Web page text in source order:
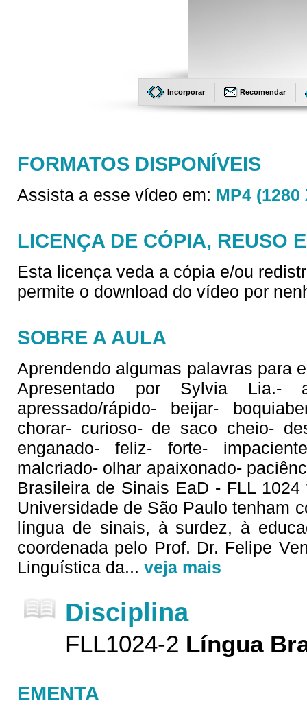
Incorporar Recomendar
FORMATOS DISPONÍVEIS
Assista a esse vídeo em: MP4 (1280
LICENÇA DE CÓPIA, REUSO
Esta licença veda a cópia e/ou
permite o download do vídeo por
SOBRE A AULA
Aprendendo algumas palavras para
Apresentado por Sylvia Lia.-
apressado/rápido- beijar-
chorar- curioso- de saco cheio-
enganado- feliz- forte-
malcriado- olhar apaixonado-
Brasileira de Sinais EaD - FLL
Universidade de São Paulo tenham
língua de sinais, à surdez, à
coordenada pelo Prof. Dr. Felipe
Linguística da... veja mais
Disciplina
FLL1024-2 Língua
EMENTA